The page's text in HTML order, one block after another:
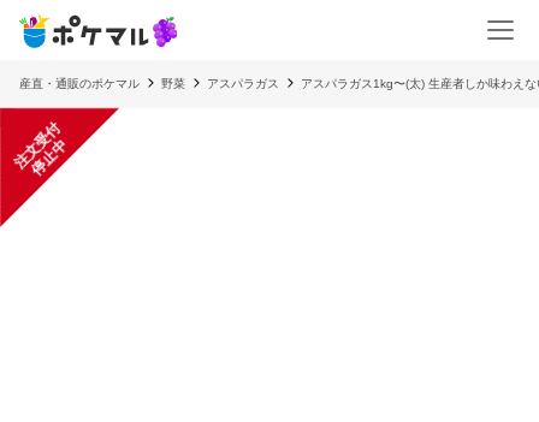
産直・通販のポケマル 野菜 アスパラガス アスパラガス1kg〜(太) 生産者しか味わえな
注
文
受
付
停
止
中